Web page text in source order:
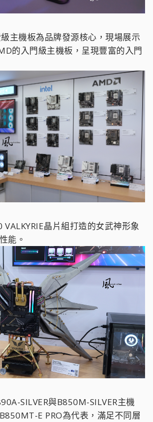
主機板為品牌發源核心，現場展示
的入門級主機板，呈現豐富的入門
晶片組打造的女武神形象
能。
SILVER與B850M-SILVER主機
E PRO為代表，滿足不同層